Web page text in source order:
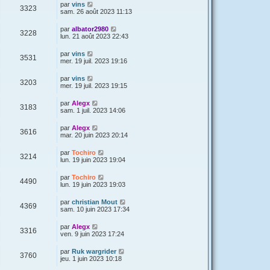
3323 par vins
sam. 26 août 2023 11:13
3228 par albator2980
lun. 21 août 2023 22:43
3531 par vins
mer. 19 juil. 2023 19:16
3203 par vins
mer. 19 juil. 2023 19:15
3183 par Alegx
sam. 1 juil. 2023 14:06
3616 par Alegx
mar. 20 juin 2023 20:14
3214 par Tochiro
lun. 19 juin 2023 19:04
4490 par Tochiro
lun. 19 juin 2023 19:03
4369 par christian Mout
sam. 10 juin 2023 17:34
3316 par Alegx
ven. 9 juin 2023 17:24
3760 par Ruk wargrider
jeu. 1 juin 2023 10:18